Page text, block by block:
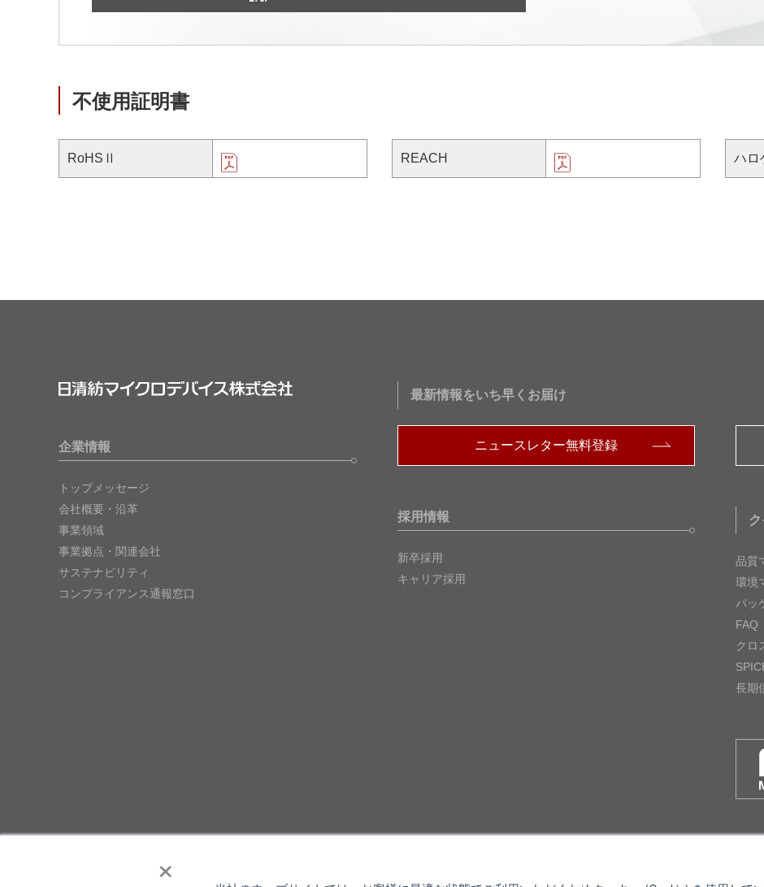
×
不使用証明書
RoHSⅡ REACH ハロ
企業情報
トップメッセージ
会社概要・沿革
事業領域
事業拠点・関連会社
サステナビリティ
コンプライアンス通報窓口
最新情報をいち早くお届け
ニュースレター無料登録
採用情報
新卒採用
キャリア採用
品質
環境
パッ
FAQ
クロ
長期